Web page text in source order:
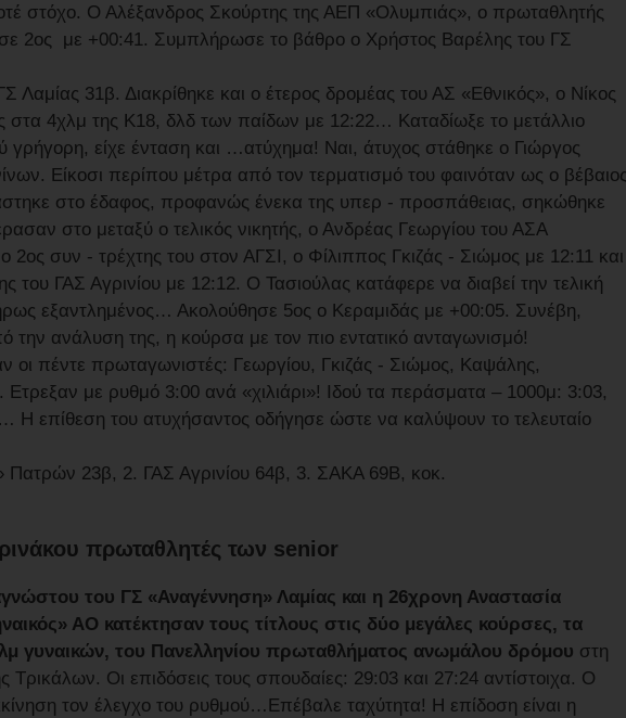
στόχο. Ο Αλέξανδρος Σκούρτης της ΑΕΠ «Ολυμπιάς», ο πρωταθλητής
2ος με +00:41. Συμπλήρωσε το βάθρο ο Χρήστος Βαρέλης του ΓΣ
Λαμίας 31β. Διακρίθηκε και ο έτερος δρομέας του ΑΣ «Εθνικός», ο Νίκος
στα 4χλμ της Κ18, δλδ των παίδων με 12:22… Καταδίωξε το μετάλλιο
είχε ένταση και …ατύχημα! Ναι, άτυχος στάθηκε ο Γιώργος
Είκοσι περίπου μέτρα από τον τερματισμό του φαινόταν ως ο
στο έδαφος, προφανώς ένεκα της υπερ - προσπάθειας, σηκώθηκε
στο μεταξύ ο τελικός νικητής, ο Ανδρέας Γεωργίου του ΑΣΑ
συν - τρέχτης του στον ΑΓΣΙ, ο Φίλιππος Γκιζάς - Σιώμος με 12:11 και
του ΓΑΣ Αγρινίου με 12:12. Ο Τασιούλας κατάφερε να διαβεί την τελική
εξαντλημένος… Ακολούθησε 5ος ο Κεραμιδάς με +00:05. Συνέβη,
την ανάλυση της, η κούρσα με τον πιο εντατικό ανταγωνισμό!
οι πέντε πρωταγωνιστές: Γεωργίου, Γκιζάς - Σιώμος, Καψάλης,
Ετρεξαν με ρυθμό 3:00 ανά «χιλιάρι»! Ιδού τα περάσματα – 1000μ: 3:03,
Η επίθεση του ατυχήσαντος οδήγησε ώστε να καλύψουν το τελευταίο
23β, 2. ΓΑΣ Αγρινίου 64β, 3. ΣΑΚΑ 69Β, κοκ.
πρωταθλητές των senior
του ΓΣ «Αναγέννηση» Λαμίας και η 26χρονη Αναστασία
ΑΟ κατέκτησαν τους τίτλους στις δύο μεγάλες κούρσες, τα
γυναικών, του Πανελληνίου πρωταθλήματος ανωμάλου δρόμου στη
Τρικάλων. Οι επιδόσεις τους σπουδαίες: 29:03 και 27:24 αντίστοιχα. Ο
τον έλεγχο του ρυθμού…Επέβαλε ταχύτητα! Η επίδοση είναι η